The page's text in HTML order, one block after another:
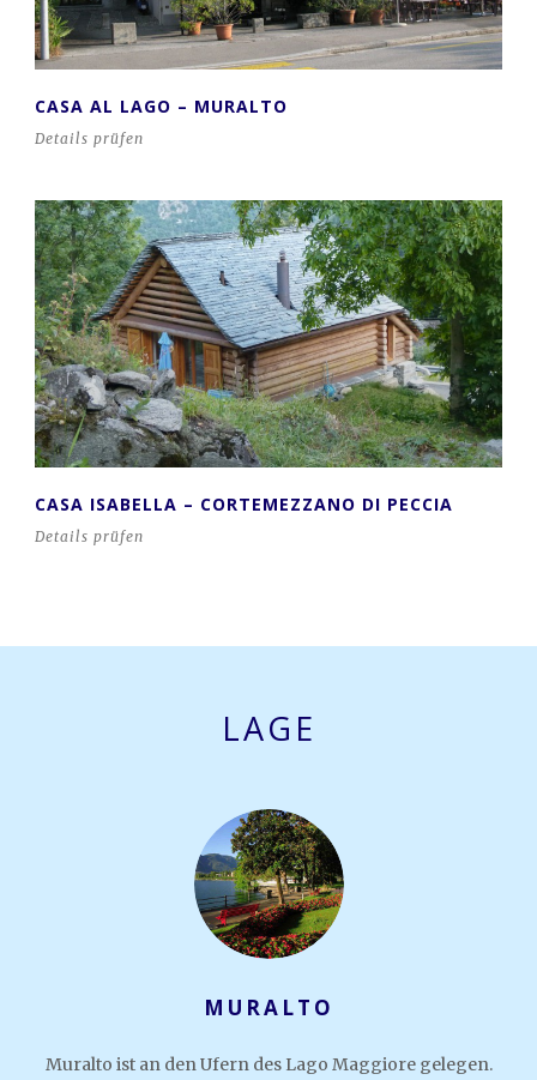
CASA AL LAGO – MURALTO
Details prüfen
CASA ISABELLA – CORTEMEZZANO DI PECCIA
Details prüfen
LAGE
MURALTO
Muralto ist an den Ufern des Lago Maggiore gelegen.